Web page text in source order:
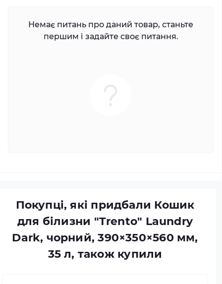
Немає питань про даний товар, станьте
першим і задайте своє питання.
Покупці, які придбали Кошик
для білизни "Trento" Laundry
Dark, чорний, 390×350×560 мм,
35 л, також купили